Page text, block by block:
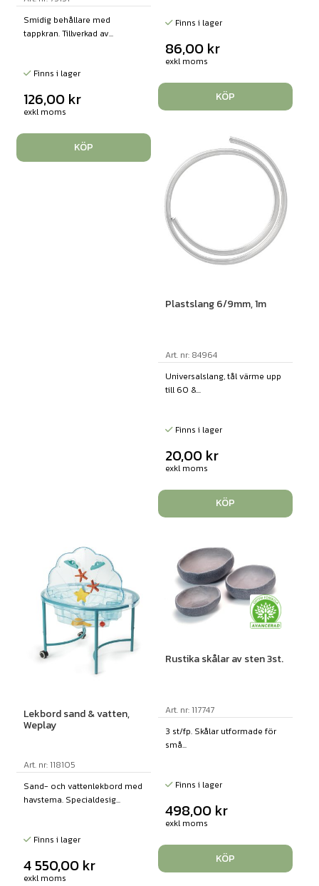
Smidig behållare med
tappkran. Tillverkad av...
Finns i lager
126,00 kr
exkl moms
KÖP
Finns i lager
86,00 kr
exkl moms
KÖP
Plastslang 6/9mm, 1m
Art. nr: 84964
Universalslang, tål värme upp
till 60 &...
Finns i lager
20,00 kr
exkl moms
KÖP
Lekbord sand & vatten,
Weplay
Art. nr: 118105
Sand- och vattenlekbord med
havstema. Specialdesig...
Finns i lager
4 550,00 kr
exkl moms
Rustika skålar av sten 3st.
Art. nr: 117747
3 st/fp. Skålar utformade för
små...
Finns i lager
498,00 kr
exkl moms
KÖP